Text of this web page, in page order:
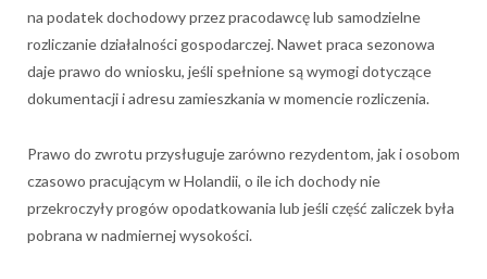
na podatek dochodowy przez pracodawcę lub samodzielne
rozliczanie działalności gospodarczej. Nawet praca sezonowa
daje prawo do wniosku, jeśli spełnione są wymogi dotyczące
dokumentacji i adresu zamieszkania w momencie rozliczenia.
Prawo do zwrotu przysługuje zarówno rezydentom, jak i osobom
czasowo pracującym w Holandii, o ile ich dochody nie
przekroczyły progów opodatkowania lub jeśli część zaliczek była
pobrana w nadmiernej wysokości.